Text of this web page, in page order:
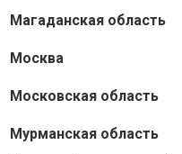
Магаданская область
Москва
Московская область
Мурманская область